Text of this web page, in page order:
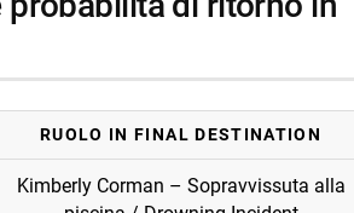
RUOLO IN FINAL DESTINATION
Kimberly Corman – Sopravvissuta alla